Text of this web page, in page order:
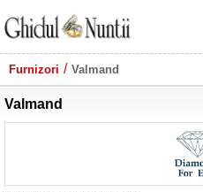
Furnizori Valmand
Valmand